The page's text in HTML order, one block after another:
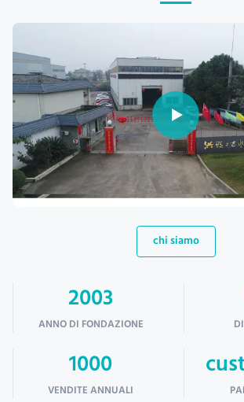
chi siamo
2003
ANNO DI FONDAZIONE
1000
VENDITE ANNUALI